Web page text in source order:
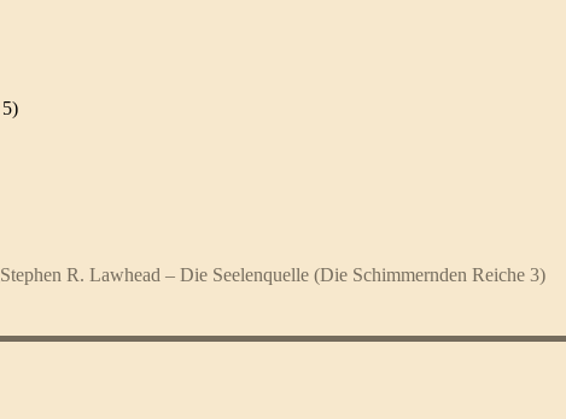
Stephen R. Lawhead – Die Seelenquelle (Die Schimmernden Reiche 3)